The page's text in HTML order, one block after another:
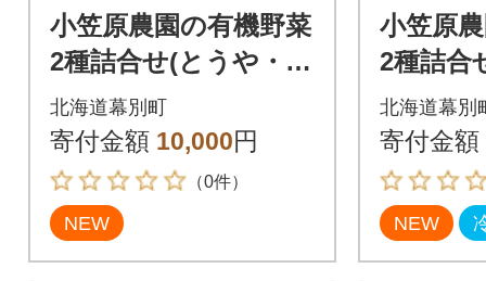
小笠原農園の有機野菜
2種詰合せ(とうや・玉
ねぎ)各3kg《秋出荷先
行予約》[53691401]
北海道幕別町
寄付金額 10,000円
（0件）
NEW
小笠原
2種詰合
g・リー
荷先行
2]
北海道幕別
寄付金額
NEW